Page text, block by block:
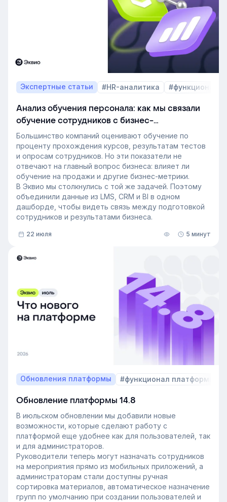
В этой статье разбираем, почему это происходит и
как эти изменения повлияют на корпоративное
обучение в ближайшие годы. Материал подготовлен
на основе интервью коммерческого директора
Эквио Леонида Бутакова для подкаста HR4People.
Экспертные статьи #HR-аналитика #функционал
Анализ обучения персонала: как мы связали
обучение сотрудников с бизнес-
показателями
Большинство компаний оценивают обучение по
проценту прохождения курсов, результатам тестов
и опросам сотрудников. Но эти показатели не
отвечают на главный вопрос бизнеса: влияет ли
обучение на продажи и другие бизнес-метрики.
В Эквио мы столкнулись с той же задачей. Поэтому
объединили данные из LMS, CRM и BI в одном
дашборде, чтобы видеть связь между подготовкой
сотрудников и результатами бизнеса.
22 июля 5 минут
Обновления платформы #функционал платформы
Обновление платформы 14.8
В июльском обновлении мы добавили новые
возможности, которые сделают работу с
платформой еще удобнее как для пользователей, так
и для администраторов.
Руководители теперь могут назначать сотрудников
на мероприятия прямо из мобильных приложений, а
администраторам стали доступны ручная
сортировка материалов, автоматическое назначение
групп по умолчанию при создании пользователей и